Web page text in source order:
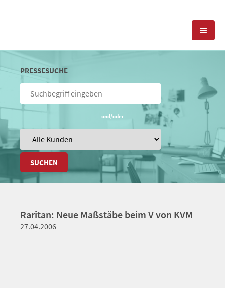
PRESSEARBEIT
SOCIAL MEDIA
PR-AGENTUR
REFERENZEN
STANDORT & KONTAKT
BLOG
KONTAKT
PRESSESUCHE
und/oder
SUCHEN
Raritan: Neue Maßstäbe beim V von KVM
27.04.2006